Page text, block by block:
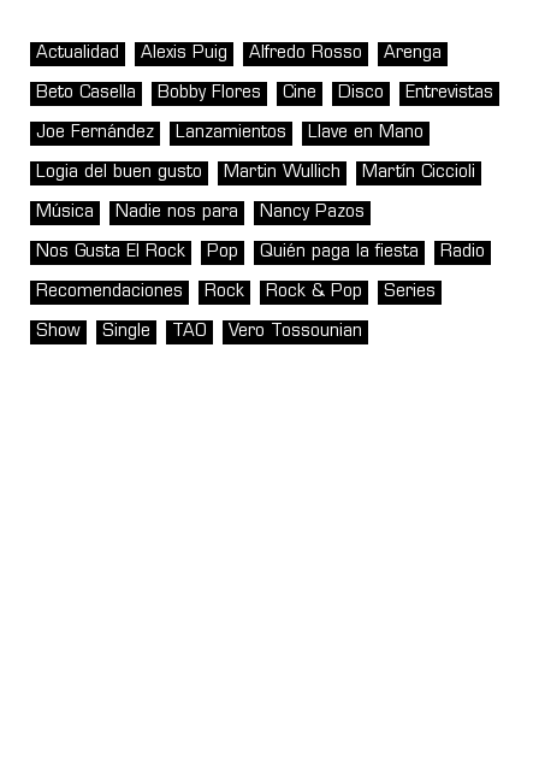
Actualidad Alexis Puig Alfredo Rosso Arenga
Beto Casella Bobby Flores Cine Disco Entrevistas
Joe Fernández Lanzamientos Llave en Mano
Logia del buen gusto Martin Wullich Martín Ciccioli
Música Nadie nos para Nancy Pazos
Nos Gusta El Rock Pop Quién paga la fiesta Radio
Recomendaciones Rock Rock & Pop Series
Show Single TAO Vero Tossounian